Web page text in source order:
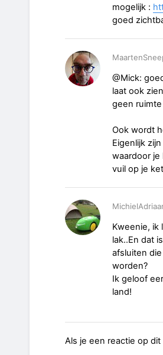
mogelijk :
goed
@Mick:
laat ook
geen
Ook wordt
Eigenlijk
waardoor
vuil op je
Kweenie, ik
lak..En dat
afsluiten
worden?
Ik geloof
land!
Als je een reactie op